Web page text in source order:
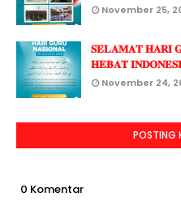
November 25,
𝐒𝐄𝐋𝐀𝐌𝐀𝐓 𝐇𝐀𝐑𝐈
𝐇𝐄𝐁𝐀𝐓
November 24,
POSTING
0 Komentar